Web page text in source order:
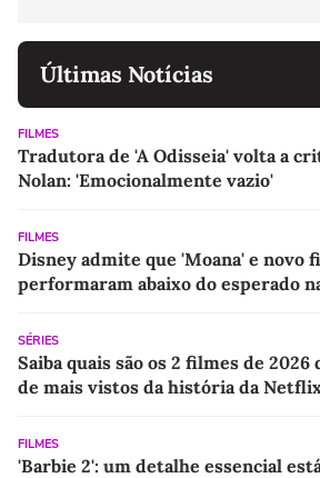
Últimas Notícias
FILMES
Tradutora de 'A Odisseia' volta a
Nolan: 'Emocionalmente vazio'
FILMES
Disney admite que 'Moana' e novo
performaram abaixo do esperado
SÉRIES
Saiba quais são os 2 filmes de 2026
de mais vistos da história da Netflix
FILMES
'Barbie 2': um detalhe essencial